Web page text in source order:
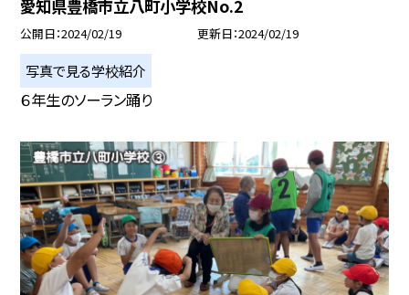
愛知県豊橋市立八町小学校No.2
公開日 2024/02/19 更新日 2024/02/19
写真で見る学校紹介
６年生のソーラン踊り